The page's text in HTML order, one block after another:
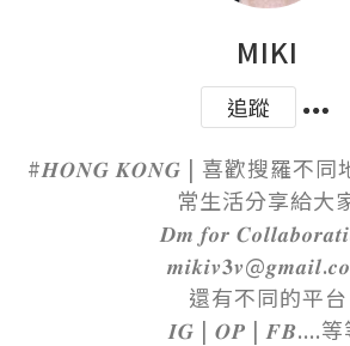
MIKI
追蹤
#𝑯𝑶𝑵𝑮 𝑲𝑶𝑵𝑮 | 喜歡搜羅不同
常生活分享給大
𝑫𝒎 𝒇𝒐𝒓
還有不同的平台
𝑰𝑮 | 𝑶𝑷 | 𝑭𝑩....等